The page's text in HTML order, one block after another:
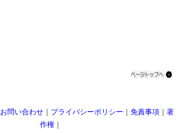
お問い合わせ ｜ プライバシーポリシー ｜ 免責事項 ｜ 著
作権 ｜